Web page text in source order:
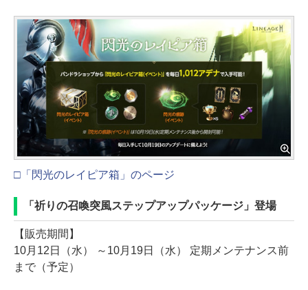
□「閃光のレイピア箱」のページ
「祈りの召喚突風ステップアップパッケージ」登場
【販売期間】
10月12日（水） ～10月19日（水） 定期メンテナンス前
まで（予定）